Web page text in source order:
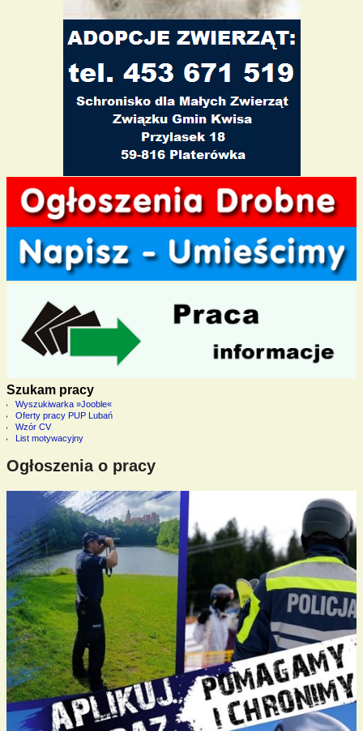
Szukam pracy
Wyszukiwarka »Jooble«
Oferty pracy PUP Lubań
Wzór CV
List motywacyjny
Ogłoszenia o pracy